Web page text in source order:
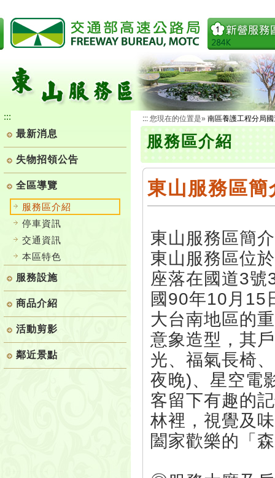
到
主
內
:::
最新消息
失物招領公告
全區導覽
服務區介紹
停車資訊
交通資訊
本區特色
服務設施
商品介紹
活動剪影
鄰近景點
::: 您現在的位置是» 南區養護工程分局
服務區介紹
東山服務區簡
東山服務區簡介
東山服務區位
座落在國道3
國90年10月15
大台南地區的
意象造型，其
光、福氣長椅
夜晚)、星空電
客留下有趣的
林裡，視覺及
闔家歡樂的「